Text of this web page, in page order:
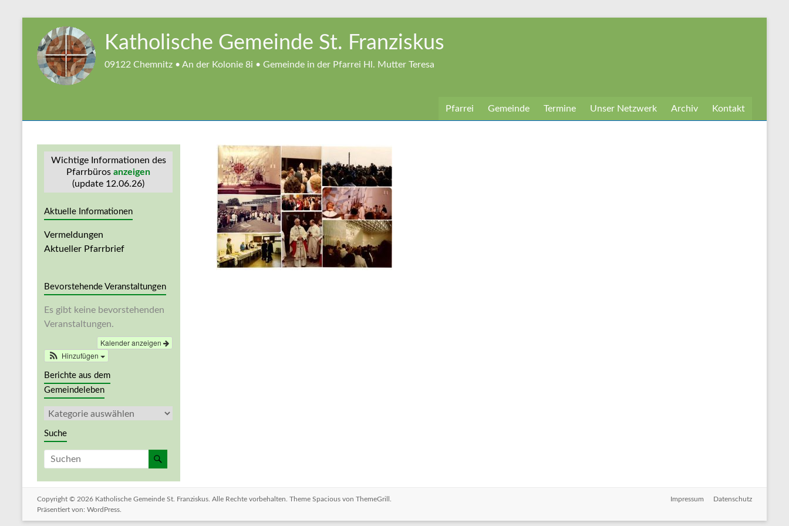
Inhalt
springen
Katholische Gemeinde St. Franziskus
09122 Chemnitz • An der Kolonie 8i • Gemeinde in der Pfarrei Hl. Mutter Teresa
Pfarrei Gemeinde Termine Unser Netzwerk Archiv Kontakt
Wichtige Informationen des
Pfarrbürosanzeigen
(update 12.06.26)
Aktuelle Informationen
Vermeldungen
Aktueller Pfarrbrief
Bevorstehende Veranstaltungen
Es gibt keine bevorstehenden
Veranstaltungen.
Kalender anzeigen
Hinzufügen
Berichte aus dem
Gemeindeleben
Berichte
aus
dem
Suche
Copyright © 2026 Katholische Gemeinde St. Franziskus . Alle Rechte vorbehalten. Theme Spacious von ThemeGrill.
Präsentiert von: WordPress
Impressum Datenschutz